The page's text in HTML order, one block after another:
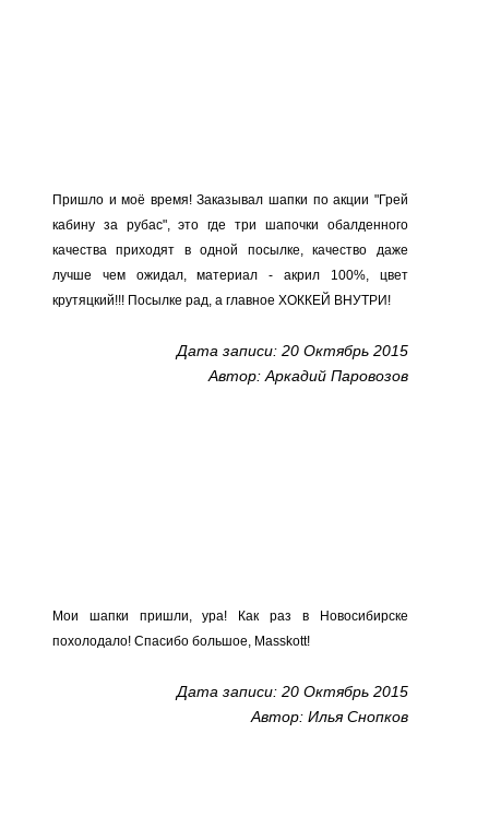
Пришло и моё время! Заказывал шапки по акции "Грей
кабину за рубас", это где три шапочки обалденного
качества приходят в одной посылке, качество даже
лучше чем ожидал, материал - акрил 100%, цвет
крутяцкий!!! Посылке рад, а главное ХОККЕЙ ВНУТРИ!
Дата записи: 20 Октябрь 2015
Автор: Аркадий Паровозов
Мои шапки пришли, ура! Как раз в Новосибирске
похолодало! Спасибо большое, Masskott!
Дата записи: 20 Октябрь 2015
Автор: Илья Снопков